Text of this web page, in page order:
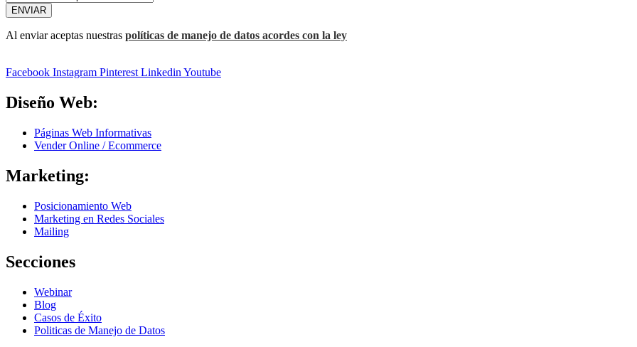
ENVIAR
Al enviar aceptas nuestras políticas de manejo de datos acordes con la ley
Facebook Instagram Pinterest Linkedin Youtube
Diseño Web:
Páginas Web Informativas
Vender Online / Ecommerce
Marketing:
Posicionamiento Web
Marketing en Redes Sociales
Mailing
Secciones
Webinar
Blog
Casos de Éxito
Politicas de Manejo de Datos